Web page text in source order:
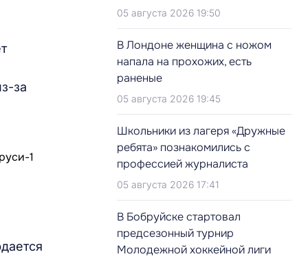
за
05 августа 2026 19:50
В Лондоне женщина с ножом
напала на прохожих, есть
раненые
05 августа 2026 19:45
Школьники из лагеря «Дружные
ребята» познакомились с
профессией журналиста
05 августа 2026 17:41
В Бобруйске стартовал
предсезонный турнир
Молодежной хоккейной лиги